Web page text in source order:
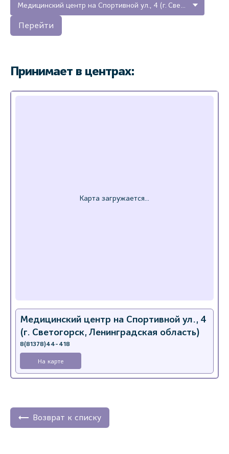
Медицинский центр на Спортивной ул., 4 (г. Светогорск, Ленинградская область)
Перейти
Принимает в центрах:
Медицинский центр на Спортивной ул., 4
(г. Светогорск, Ленинградская область)
8(81378)44-418
На карте
Возврат к списку